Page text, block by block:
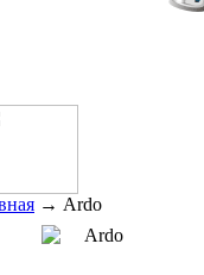
→ Ardo
Ardo